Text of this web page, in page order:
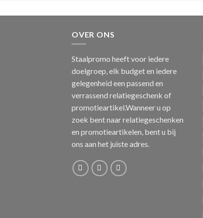
OVER ONS
Staalpromo heeft voor iedere
doelgroep, elk budget en iedere
gelegenheid een passend en
verrassend relatiegeschenk of
promotieartikel.Wanneer u op
zoek bent naar relatiegeschenken
en promotieartikelen, bent u bij
ons aan het juiste adres.